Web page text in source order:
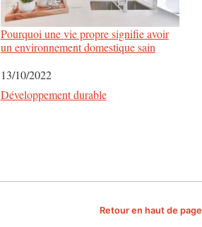
Pourquoi une vie propre signifie avoir
un environnement domestique sain
Date
13/10/2022
Par rapport à
Développement durable
Retour en haut de page